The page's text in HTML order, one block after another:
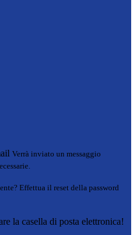
Verrà inviato un messaggio
Effettua il reset della password
la casella di posta elettronica!